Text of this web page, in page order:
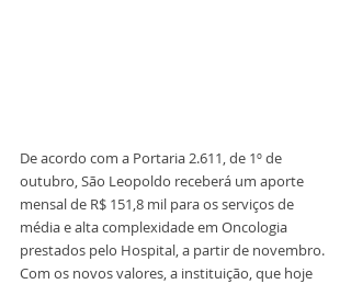
De acordo com a Portaria 2.611, de 1º de
outubro, São Leopoldo receberá um aporte
mensal de R$ 151,8 mil para os serviços de
média e alta complexidade em Oncologia
prestados pelo Hospital, a partir de novembro.
Com os novos valores, a instituição, que hoje